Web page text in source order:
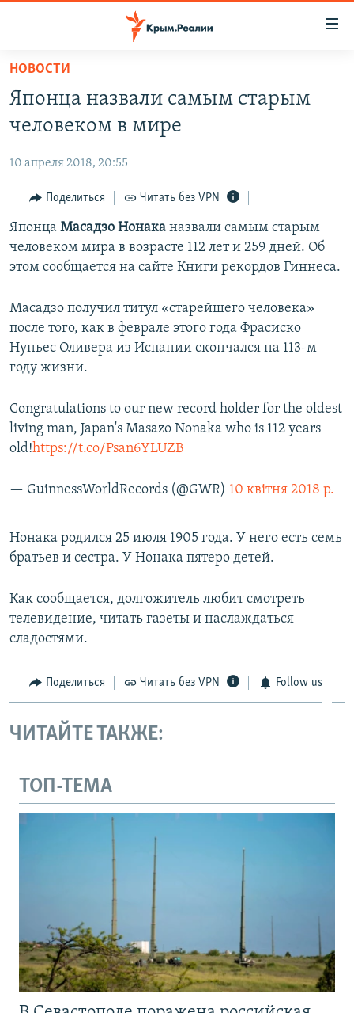
Вернуться
основному
содержанию
навигации
Вернутся
поиску
СПЕЦПРОЕКТЫ
КАРТА ВОЕННЫХ ОБЪЕКТОВ КРЫМА
11 ЛЕТ ОККУПАЦИИ КРЫМА. 11 ИСТОРИЙ СОПРОТИВЛЕНИЯ
ИСТОРИЯ
ЕЩЕ
ИНТЕРАКТИВ
СОВЕТЫ ПРАВОЗАЩИТНИКОВ
ПРОПАВШИЕ БЕЗ ВЕСТИ
ПОБЕДИТЕЛЕЙ НЕ СУДЯТ?
ELIFBE
УКРАИНСКАЯ ПРОБЛЕМА КРЫМА
РАДІО СВОБОДА
КАК ОБОЙТИ БЛОКИРОВКУ
Qırımtatar
ПРИСОЕДИНЯЙТЕСЬ!
НОВОСТИ
Японца назвали самым старым
человеком в мире
10 апреля 2018, 20:55
Поделиться Читать без VPN
Японца Масадзо Нонака назвали самым старым
человеком мира в возрасте 112 лет и 259 дней. Об
этом сообщается на сайте Книги рекордов Гиннеса.
Масадзо получил титул «старейшего человека»
после того, как в феврале этого года Фрасиско
Нуньес Оливера из Испании скончался на 113-м
году жизни.
Congratulations to our new record holder for the oldest
living man, Japan's Masazo Nonaka who is 112 years
old!https://t.co/Psan6YLUZB
— GuinnessWorldRecords (@GWR) 10 квітня 2018 р.
Нонака родился 25 июля 1905 года. У него есть семь
братьев и сестра. У Нонака пятеро детей.
Как сообщается, долгожитель любит смотреть
телевидение, читать газеты и наслаждаться
сладостями.
Поделиться Читать без VPN Follow us
ЧИТАЙТЕ ТАКЖЕ:
ТОП-ТЕМА